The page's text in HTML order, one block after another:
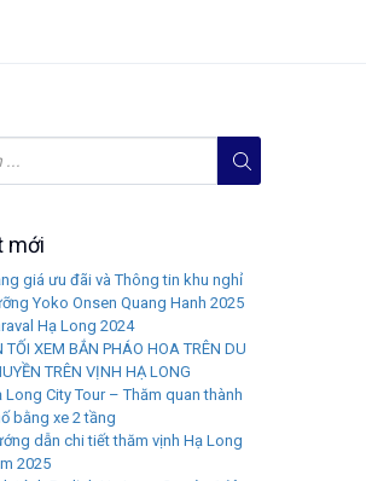
mới
giá ưu đãi và Thông tin khu nghỉ
Yoko Onsen Quang Hanh 2025
Hạ Long 2024
TỐI XEM BẮN PHÁO HOA TRÊN DU
TRÊN VỊNH HẠ LONG
Long City Tour – Thăm quan thành
bằng xe 2 tầng
dẫn chi tiết thăm vịnh Hạ Long
2025